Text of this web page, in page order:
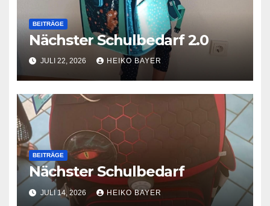
BEITRÄGE
Nächster Schulbedarf 2.0
JULI 22, 2026 HEIKO BAYER
BEITRÄGE
Nächster Schulbedarf
JULI 14, 2026 HEIKO BAYER